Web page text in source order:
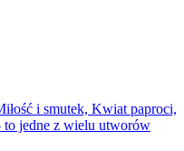
i smutek, Kwiat paproci,
to jedne z wielu utworów